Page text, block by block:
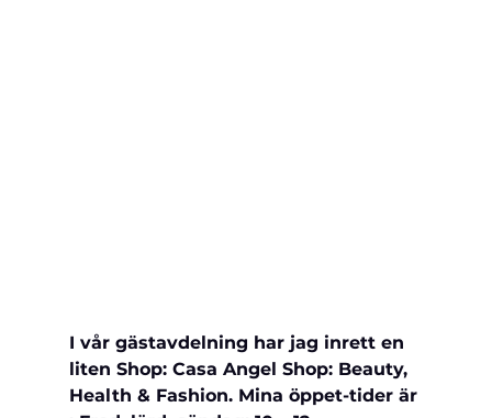
I vår gästavdelning har jag inrett en
liten Shop: Casa Angel Shop: Beauty,
Health & Fashion. Mina öppet-tider är